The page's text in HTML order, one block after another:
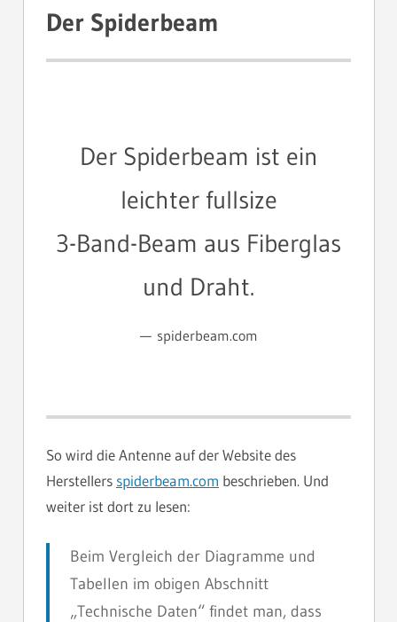
Der Spiderbeam
Der Spiderbeam ist ein
leichter fullsize
3-Band-Beam aus Fiberglas
und Draht.
spiderbeam.com
So wird die Antenne auf der Website des
Herstellers spiderbeam.com beschrieben. Und
weiter ist dort zu lesen:
Beim Vergleich der Diagramme und
Tabellen im obigen Abschnitt
„Technische Daten“ findet man, dass